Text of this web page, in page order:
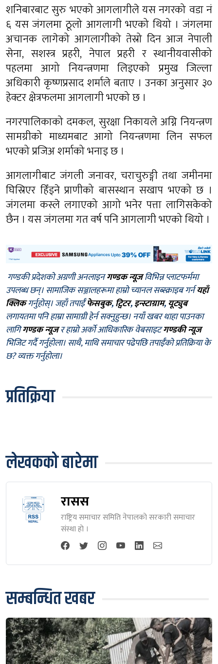
शनिबारबाट सुरु भएको आगलागीले यस नगरको वडा नं
६ यस जंगलमा ठूलो आगलागी भएको थियो । जंगलमा
अचानक लागेको आगलागीको तेस्रो दिन आज नेपाली
सेना, सशस्त्र प्रहरी, नेपाल प्रहरी र स्थानीयवासीको
पहलमा आगो नियन्त्रणमा लिइएको प्रमुख जिल्ला
अधिकारी कृष्णप्रसाद शर्माले बताए । उनका अनुसार ३०
हेक्टर क्षेत्रफलमा आगलागी भएको छ ।
नगरपालिकाको दमकल, सुरक्षा निकायले अग्नि नियन्त्रण
सामग्रीको माध्यमबाट आगो नियन्त्रणमा लिन सफल
भएको प्रजिअ शर्माको भनाइ छ ।
आगलागीबाट जंगली जनावर, चराचुरुङ्गी तथा जमीनमा
घिस्रिएर हिँड्ने प्राणीको बासस्थान सखाप भएको छ ।
जंगलमा कस्ले लगाएको आगो भनेर पत्ता लागिसकेको
छैन । यस जंगलमा गत वर्ष पनि आगलागी भएको थियो ।
गण्डकी प्रदेशको अग्रणी अनलाइनगण्डक न्यूजविभिन्न प्लाटफर्ममा
उपलब्ध छन्। सामाजिक सञ्जालहरूमा हाम्रो च्यानल सब्स्क्राइब गर्नयहाँ
क्लिकगर्नुहोस्। जहाँ तपाईँफेसबुक,ट्विटर,इन्स्टाग्राम, यूट्युब
लगायतमा पनि हाम्रा सामाग्री हेर्न सक्नुहुन्छ। नयाँ खबर थाहा पाउनका
लागिगण्डक न्यूजर हाम्रो अर्को आधिकारिक वेबसाइटगण्डकी न्यूज
भिजिट गर्दै गर्नुहोला। साथै, माथि समाचार पढेपछि तपाईँको प्रतिक्रिया के
छ? व्यक्त गर्नुहोला।
प्रतिक्रिया
लेखकको बारेमा
रासस
राष्ट्रिय समाचार समिति नेपालकाे सरकारी समाचार
संस्था हाे ।
सम्बन्धित खबर